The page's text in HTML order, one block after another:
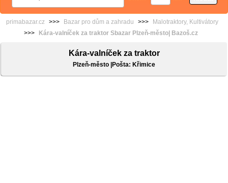
primabazar.cz >>> Bazar pro dům a zahradu >>>
Malotraktory, Kultivátory
>>>
Kára-valníček za traktor Sbazar Plzeň-město| Bazoš.cz
Kára-valníček za traktor
Plzeň-město |Pošta: Křimice